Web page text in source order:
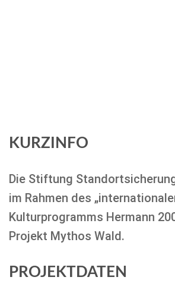
KURZINFO
Die Stiftung
im Rahmen des
Kulturprogramms Hermann
Projekt Mythos Wald.
PROJEKTDATEN